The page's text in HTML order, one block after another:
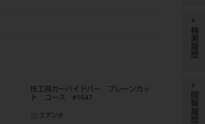
技工用カーバイドバー プレーンカッ
ト コース #1547
エデンタ
検索履歴
閲覧履歴